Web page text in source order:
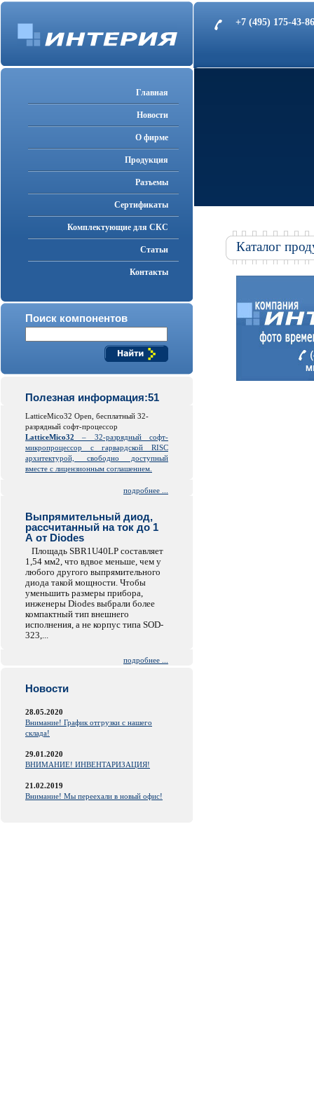
+7 (495) 175-43-
Главная
Новости
О фирме
Продукция
Разъемы
Cертификаты
Комплектующие для СКС
Статьи
Контакты
Поиск компонентов
Полезная информация:51
LatticeMico32 Open, бесплатный 32-
разрядный софт-процессор
LatticeMico32 – 32-разрядный софт-
микропроцессор с гарвардской RISC
архитектурой, свободно доступный
вместе с лицензионным соглашением.
подробнее ...
Выпрямительный диод,
рассчитанный на ток до 1
А от Diodes
Площадь SBR1U40LP составляет
1,54 мм2, что вдвое меньше, чем у
любого другого выпрямительного
диода такой мощности. Чтобы
уменьшить размеры прибора,
инженеры Diodes выбрали более
компактный тип внешнего
исполнения, а не корпус типа SOD-
323,...
подробнее ...
Новости
28.05.2020
Внимание! График отгрузки с нашего
склада!
29.01.2020
ВНИМАНИЕ! ИНВЕНТАРИЗАЦИЯ!
21.02.2019
Внимание! Мы переехали в новый офис!
Каталог